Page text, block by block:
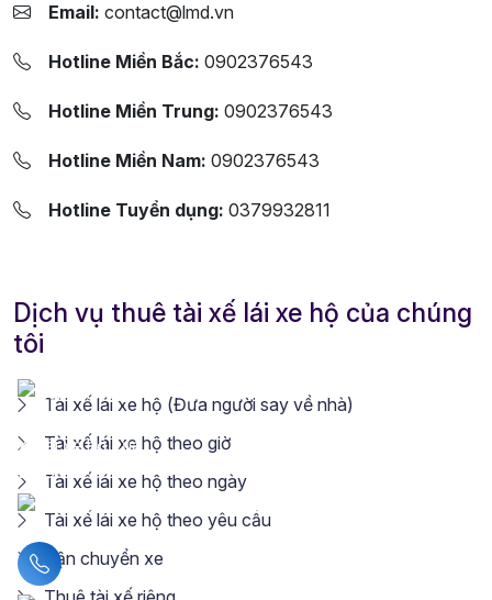
Email: contact@lmd.vn
Hotline Miền Bắc: 0902376543
Hotline Miền Trung: 0902376543
Hotline Miền Nam: 0902376543
Hotline Tuyển dụng: 0379932811
Dịch vụ thuê tài xế lái xe hộ của chúng
tôi
Tài xế lái xe hộ (Đưa người say về nhà)
Tài xế lái xe hộ theo giờ
Tài xế lái xe hộ theo ngày
Tài xế lái xe hộ theo yêu cầu
Vận chuyển xe
Liên hệ hotline